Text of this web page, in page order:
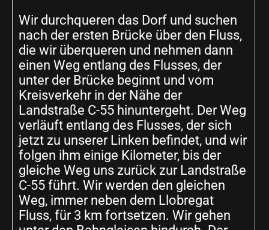
Wir durchqueren das Dorf und suchen
nach der ersten Brücke über den Fluss,
die wir überqueren und nehmen dann
einen Weg entlang des Flusses, der
unter der Brücke beginnt und vom
Kreisverkehr in der Nähe der
Landstraße C-55 hinuntergeht. Der Weg
verläuft entlang des Flusses, der sich
jetzt zu unserer Linken befindet, und wir
folgen ihm einige Kilometer, bis der
gleiche Weg uns zurück zur Landstraße
C-55 führt. Wir werden den gleichen
Weg, immer neben dem Llobregat
Fluss, für 3 km fortsetzen. Wir gehen